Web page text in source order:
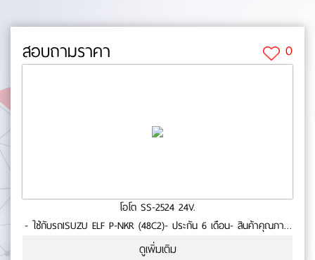
สอบถามราคา 0
โอโต SS-2524 24V.
- ใช้กับรถISUZU ELF P-NKR (48C2)- ประกัน 6 เดือน- สินค้าคุณภาพ
No.0-73-09
ดูเพิ่มเติม